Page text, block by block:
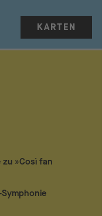
KARTEN
»Così fan